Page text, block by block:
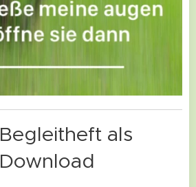
Begleitheft als
Download